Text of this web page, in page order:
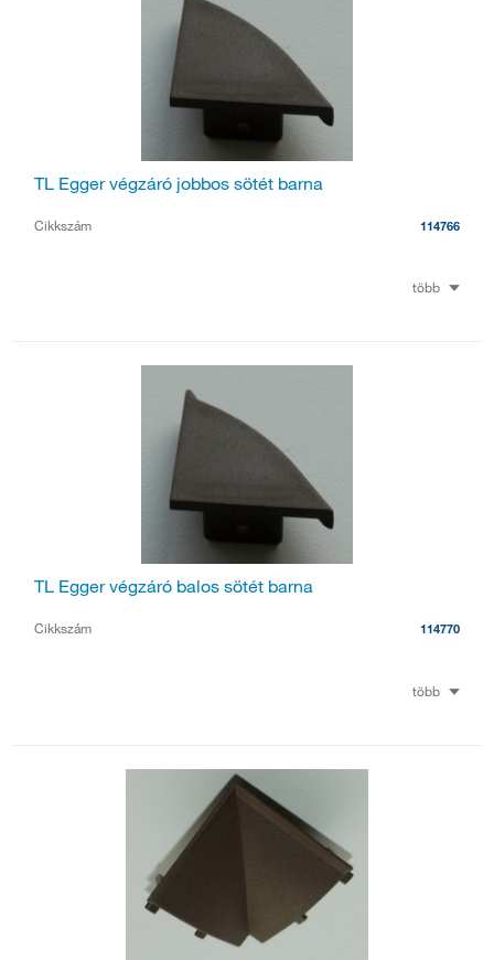
TL Egger végzáró jobbos sötét barna
Cikkszám 114766
több
TL Egger végzáró balos sötét barna
Cikkszám 114770
több